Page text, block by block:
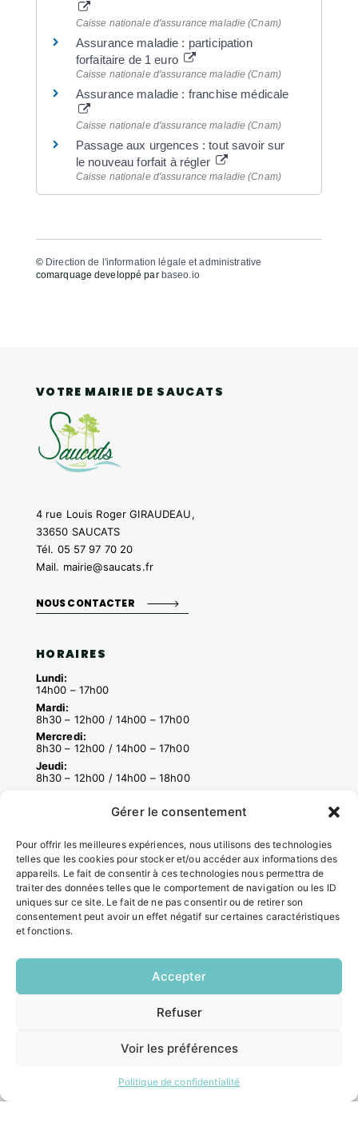
Gérer le consentement
Pour offrir les meilleures expériences, nous utilisons des technologies
telles que les cookies pour stocker et/ou accéder aux informations des
appareils. Le fait de consentir à ces technologies nous permettra de
traiter des données telles que le comportement de navigation ou les ID
uniques sur ce site. Le fait de ne pas consentir ou de retirer son
consentement peut avoir un effet négatif sur certaines caractéristiques
et fonctions.
Accepter
Refuser
Voir les préférences
Politique de confidentialité
Caisse nationale d'assurance maladie (Cnam)
Assurance maladie : participation
forfaitaire de 1 euro
Caisse nationale d'assurance maladie (Cnam)
Assurance maladie : franchise médicale
Caisse nationale d'assurance maladie (Cnam)
Passage aux urgences : tout savoir sur
le nouveau forfait à régler
Caisse nationale d'assurance maladie (Cnam)
© Direction de l'information légale et administrative
comarquage developpé par baseo.io
VOTRE MAIRIE DE SAUCATS
4 rue Louis Roger GIRAUDEAU,
33650 SAUCATS
Tél. 05 57 97 70 20
Mail. mairie@saucats.fr
NOUS CONTACTER
HORAIRES
Lundi:
14h00 – 17h00
Mardi:
8h30 – 12h00 / 14h00 – 17h00
Mercredi:
8h30 – 12h00 / 14h00 – 17h00
Jeudi:
8h30 – 12h00 / 14h00 – 18h00
8h30 – 12h00 / 14h00 – 16h30
ACCÉS RAPIDES
Contacter la mairie
Pôle santé
Le Saucatais
Formalités administratives
Demander un composteur
Mentions légales